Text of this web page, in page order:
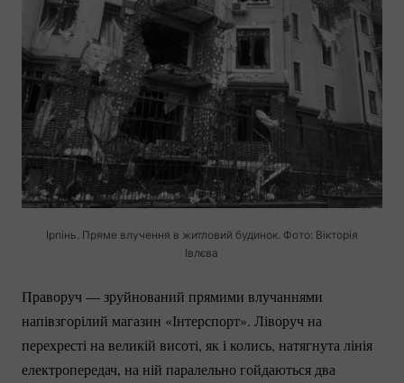
Ірпінь. Пряме влучення в житловий будинок. Фото: Вікторія
Івлєва
Праворуч — зруйнований прямими влучаннями
напівзгорілий магазин «Інтерспорт». Ліворуч на
перехресті на великій висоті, як і колись, натягнута лінія
електропередач, на ній паралельно гойдаються два